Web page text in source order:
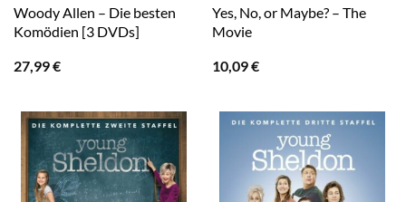
Woody Allen – Die besten
Komödien [3 DVDs]
27,99€
Yes, No, or Maybe? – The
Movie
10,09€